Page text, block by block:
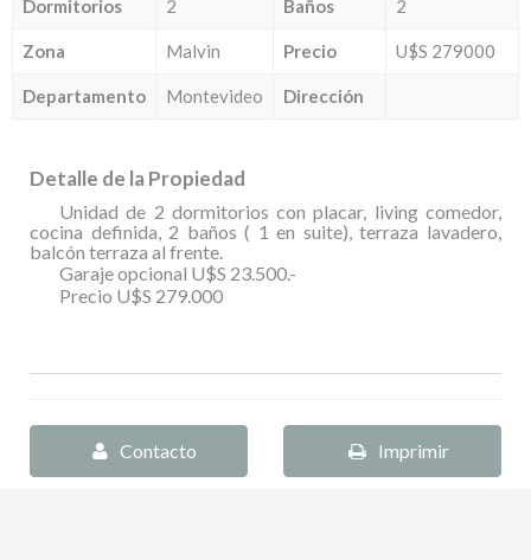
Dormitorios 2 Baños 2
Zona Malvin Precio U$S 279000
Departamento Montevideo Dirección
Detalle de la Propiedad
Unidad de 2 dormitorios con placar, living comedor,
cocina definida, 2 baños ( 1 en suite), terraza lavadero,
balcón terraza al frente.
Garaje opcional U$S 23.500.-
Precio U$S 279.000
Contacto Imprimir